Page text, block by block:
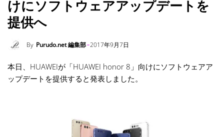
けにソフトウェアアップデートを
提供へ
By Purudo.net 編集部 2017年9月7日
本日、HUAWEIが「HUAWEI honor 8」向けにソフトウェアア
ップデートを提供すると発表しました。